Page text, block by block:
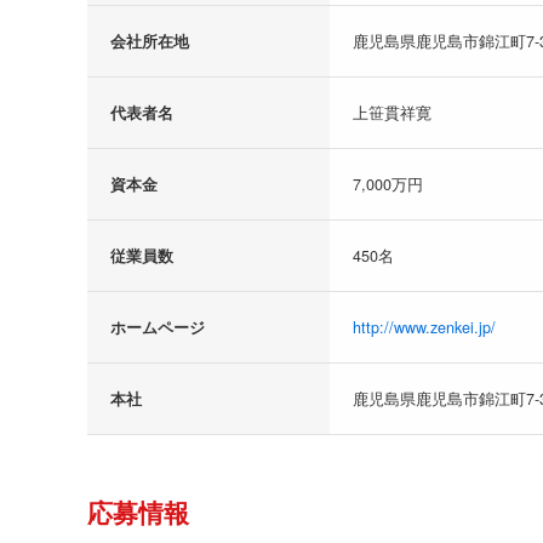
会社所在地 鹿児島県鹿児島市錦江町7-
代表者名 上笹貫祥寛
資本金 7,000万円
従業員数 450名
ホームページ http://www.zenkei.jp/
本社 鹿児島県鹿児島市錦江町7-
応募情報